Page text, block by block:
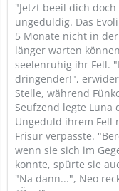
"Jetzt beeil dich
ungeduldig. Das
5 Monate nicht in
länger warten
seelenruhig ihr Fell.
dringender!",
Stelle, während
Seufzend legte Luna
Ungeduld ihrem Fell
Frisur verpasste.
wenn sie sich im
konnte, spürte sie
"Na dann...", Neo